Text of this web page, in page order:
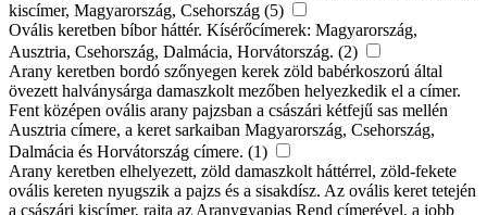
kiscímer, Magyarország, Csehország (5)
Ovális keretben bíbor háttér. Kísérőcímerek: Magyarország,
Ausztria, Csehország, Dalmácia, Horvátország. (2)
Arany keretben bordó szőnyegen kerek zöld babérkoszorú által
övezett halványsárga damaszkolt mezőben helyezkedik el a címer.
Fent középen ovális arany pajzsban a császári kétfejű sas mellén
Ausztria címere, a keret sarkaiban Magyarország, Csehország,
Dalmácia és Horvátország címere. (1)
Arany keretben elhelyezett, zöld damaszkolt háttérrel, zöld-fekete
ovális kereten nyugszik a pajzs és a sisakdísz. Az ovális keret tetején
a császári kiscímer, rajta az Aranygyapjas Rend címerével, a jobb